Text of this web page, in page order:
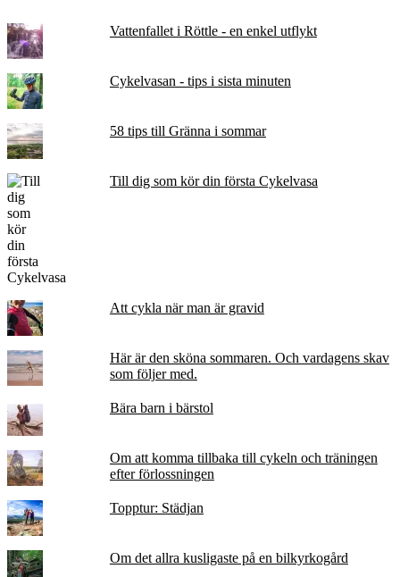
Vattenfallet i Röttle - en enkel utflykt
Cykelvasan - tips i sista minuten
58 tips till Gränna i sommar
Till dig som kör din första Cykelvasa
Att cykla när man är gravid
Här är den sköna sommaren. Och vardagens skav
som följer med.
Bära barn i bärstol
Om att komma tillbaka till cykeln och träningen
efter förlossningen
Topptur: Städjan
Om det allra kusligaste på en bilkyrkogård